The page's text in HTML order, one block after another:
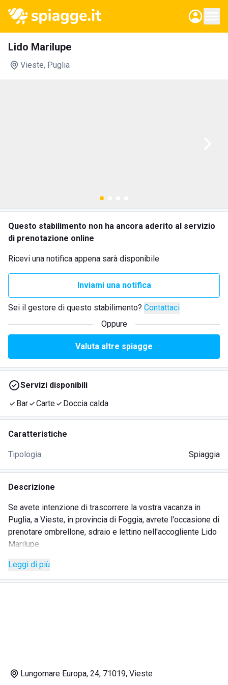
Lido Marilupe
Vieste, Puglia
Questo stabilimento non ha ancora aderito al servizio
di prenotazione online
Ricevi una notifica appena sarà disponibile
Inviami una notifica
Sei il gestore di questo stabilimento? Contattaci
Oppure
Valuta altre spiagge
Servizi disponibili
Bar
Carte Doccia calda
Caratteristiche
Tipologia Spiaggia
Descrizione
Se avete intenzione di trascorrere la vostra vacanza in
Puglia, a Vieste, in provincia di Foggia, avrete l'occasione di
prenotare ombrellone, sdraio e lettino nell'accogliente Lido
Marilupe.
Non solo troverete i servizi basilari che vi saranno
necessari per trascorrere una vacanza ricca di comodità,
spiaggia accarezzata dal mare cristallino della Puglia, noto
Leggi di più
Lungomare Europa, 24, 71019, Vieste